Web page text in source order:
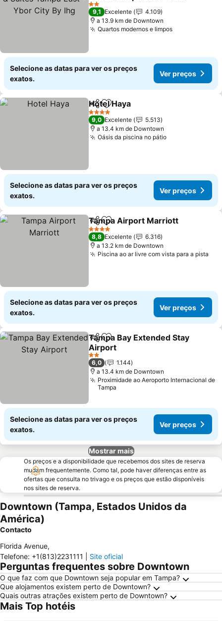
City By Ihg
2 Estrelas
9,1 Excelente
4.109
a 13.9 km de Downtown
Quartos modernos e limpos
Selecione as datas para ver os preços
exatos.
Ver preços
PartilharAdicionar aos favoritos
Hotel Haya
4 Estrelas
9,0 Excelente
5.513
a 13.4 km de Downtown
Oásis da piscina no pátio
Selecione as datas para ver os preços
exatos.
Ver preços
PartilharAdicionar aos favoritos
Tampa Airport Marriott
4 Estrelas
8,8 Excelente
6.316
a 13.2 km de Downtown
Piscina ao ar livre com vista para a pista
Selecione as datas para ver os preços
exatos.
Ver preços
PartilharAdicionar aos favoritos
Tampa Bay Extended Stay
Airport
2 Estrelas
6,0
1.144
a 13.4 km de Downtown
Proximidade ao Aeroporto Internacional de
Tampa
Selecione as datas para ver os preços
exatos.
Ver preços
Mostrar mais
Os preços e a disponibilidade que recebemos dos sites de reserva
mudam frequentemente. Como tal, pode haver diferenças entre as
ofertas que consulta no trivago e os preços que estão disponíveis
nos sites de reserva.
Downtown (Tampa, Estados Unidos da
América)
Contacto
Florida Avenue,
Telefone: +1(813)2231111 Site oficial
Perguntas frequentes sobre Downtown
O que faz com que Downtown seja popular em Tampa?
Que alojamentos existem perto de Downtown?
Quais outras atrações existem perto de Downtown?
Mais Top hotéis